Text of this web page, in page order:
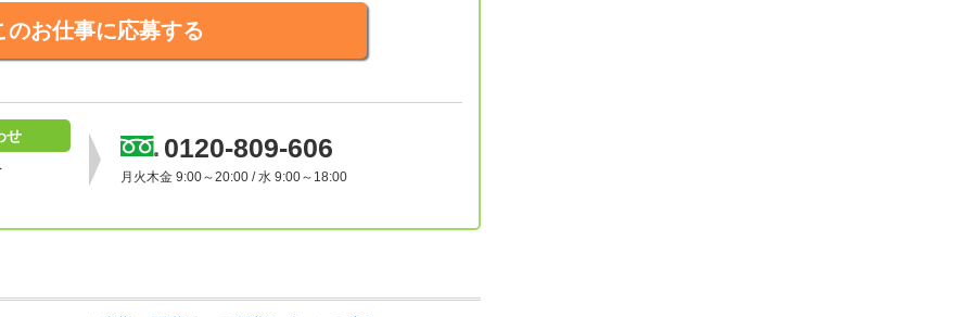
のお仕事に応募する
せ
0120-809-606
月火木金 9:00～20:00 / 水 9:00～18:00